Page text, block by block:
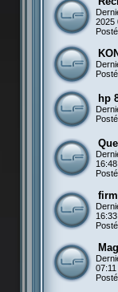
2025
hp
16:48
16:33
07:11